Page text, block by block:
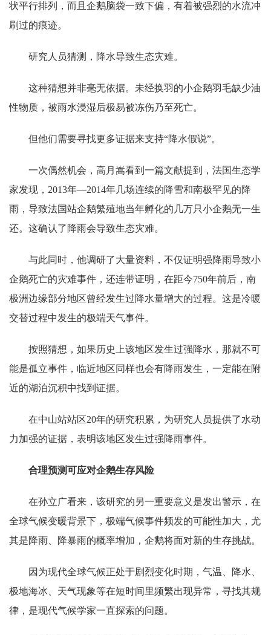
状平行排列，而且企鹅脑袋一致下偏，有着被强烈的水流冲
刷过的痕迹。
研究人员猜测，降水导致生态灾难。
这种猜想并非毫无依据。未经换羽的小企鹅羽毛缺少油
性物质，被雨水浸湿后极易被冻伤乃至死亡。
但他们需要寻找更多证据来支持“降水假说”。
一次偶然机会，高月嵩看到一篇文献提到，法国生态学
家发现，2013年—2014年几场连续的降雪和南极罕见的降
雨，导致法国站企鹅繁殖地当年孵化的几万只小企鹅无一生
还。这确认了降雨会导致生态灾难。
与此同时，他调研了大量资料，不仅证明强降雨导致小
企鹅死亡的灾难事件，还连带证明，在距今750年前后，南
极洲边缘部分地区曾经发生过降水量增大的过程。这是冷暖
交替过程中发生的极端天气事件。
按照猜想，如果历史上该地区发生过强降水，那就不可
能是孤立事件，临近地区同样也会有降雨发生，一定能在附
近的湖泊沉积中找到证据。
在中山站站区20年的研究积累，为研究人员提供了水动
力加强的证据，表明该地区发生过强降雨事件。
合理预测可应对企鹅生存风险
在孙立广看来，该研究的另一重要意义是发出警示，在
全球气候变暖背景下，极端气候事件频发的可能性加大，尤
其是降雨、降暴雨的概率增加，企鹅将面对新的生存挑战。
因为现代全球气候正处于剧烈变化时期，气温、降水、
极地海冰、天气现象等在短时间里频繁出现异常，寻找其规
律，是现代气候学家一直探索的问题。